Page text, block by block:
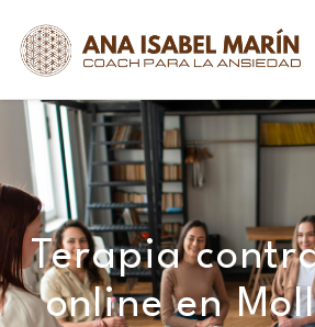
Terapia
online en